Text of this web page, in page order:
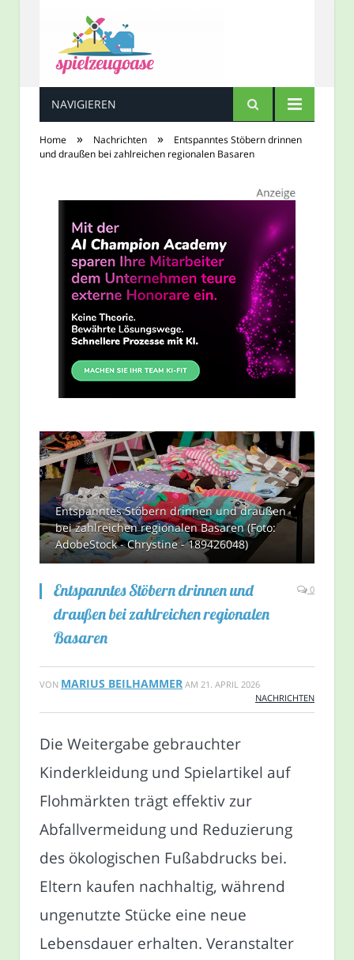
Spielzeugoase
NAVIGIEREN
Home » Nachrichten »
Entspanntes Stöbern drinnen
und draußen bei zahlreichen regionalen Basaren
Entspanntes Stöbern drinnen und draußen
bei zahlreichen regionalen Basaren (Foto:
AdobeStock - Chrystine - 189426048)
Entspanntes Stöbern drinnen und
draußen bei zahlreichen regionalen
Basaren
0
VON MARIUS BEILHAMMER AM 21. APRIL 2026
NACHRICHTEN
Die Weitergabe gebrauchter
Kinderkleidung und Spielartikel auf
Flohmärkten trägt effektiv zur
Abfallvermeidung und Reduzierung
des ökologischen Fußabdrucks bei.
Eltern kaufen nachhaltig, während
ungenutzte Stücke eine neue
Lebensdauer erhalten. Veranstalter